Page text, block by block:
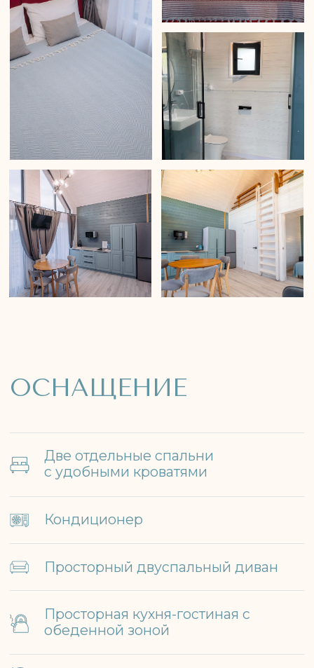
Просторная кухня-гостиная с
Кондиционер
Просторный двуспальный диван
Wi-Fi
Душевая комната и санузел
Собственная терраса
Кухонные принадлежности
Просторный интерьер с
панорамными окнами
КОТТЕДЖ
«ПРЕСТИЖ»
Просторный двухэтажный дом с
элегантным интерьером и
продуманной планировкой
отдыха. Здесь всё продумано до
себя как в загородной
и удобно.